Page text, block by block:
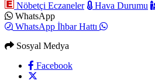
Nöbetçi Eczaneler
Hava Durumu
WhatsApp
WhatsApp İhbar Hattı
Sosyal Medya
Facebook